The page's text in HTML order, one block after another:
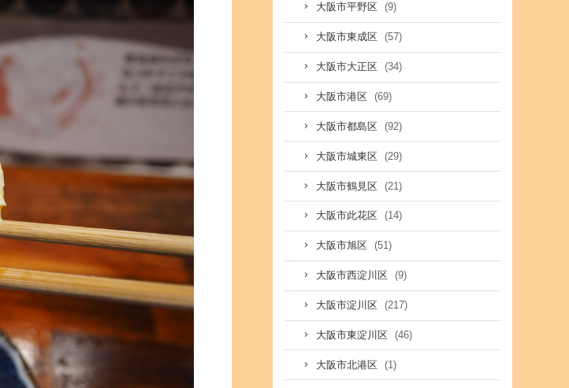
大阪市平野区 (9)
大阪市東成区 (57)
大阪市大正区 (34)
大阪市港区 (69)
大阪市都島区 (92)
大阪市城東区 (29)
大阪市鶴見区 (21)
大阪市此花区 (14)
大阪市旭区 (51)
大阪市西淀川区 (9)
大阪市淀川区 (217)
大阪市東淀川区 (46)
大阪市北港区 (1)